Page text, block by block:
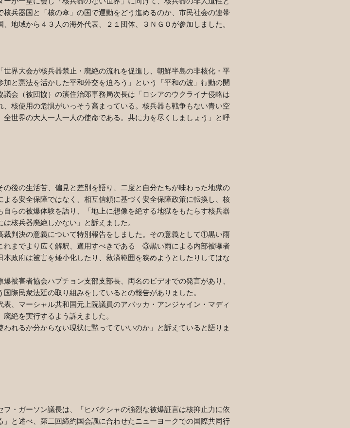
兵器国と「核の傘」の国で運動をどう進めるのか、市民社会の連帯
地域から４３人の海外代表、２１団体、３ＮＧＯが参加しました。
界大会が核兵器禁止・廃絶の流れを促進し、朝鮮半島の非核化・平
と憲法を活かした平和外交を迫ろう」という「平和の波」行動の開
会（被団協）の濱住治郎事務局次長は「ロシアのウクライナ侵略は
核使用の危惧がいっそう高まっている。核兵器も戦争もない青い空
世界の大人一人一人の使命である。共に力を尽くしましょう」と呼
後の生活苦、偏見と差別を語り、二度と自分たちが味わった地獄の
る安全保障ではなく、相互信頼に基づく安全保障政策に転換し、核
らの被爆体験を語り、「地上に想像を絶する地獄をもたらす核兵器
核兵器廃絶しかない」と訴えました。
判決の意義について特別報告をしました。その意義として①黒い雨
れまでより広く解釈、適用すべきである ③黒い雨による内部被曝者
本政府は被害を矮小化したり、救済範囲を狭めようとしたりしてはな
被害者協会ハプチョン支部支部長、両名のビデオでの発言があり、
際民衆法廷の取り組みをしているとの報告がありました。
、マーシャル共和国元上院議員のアバッカ・アンジャイン・マディ
絶を実行するよう訴えました。
れるか分からない現状に黙ってていいのか」と訴えていると語りま
・ガーソン議長は、「ヒバクシャの強烈な被爆証言は核抑止力に依
と述べ、第二回締約国会議に合わせたニューヨークでの国際共同行